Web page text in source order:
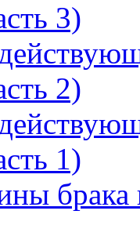
3)
2)
1)
брака